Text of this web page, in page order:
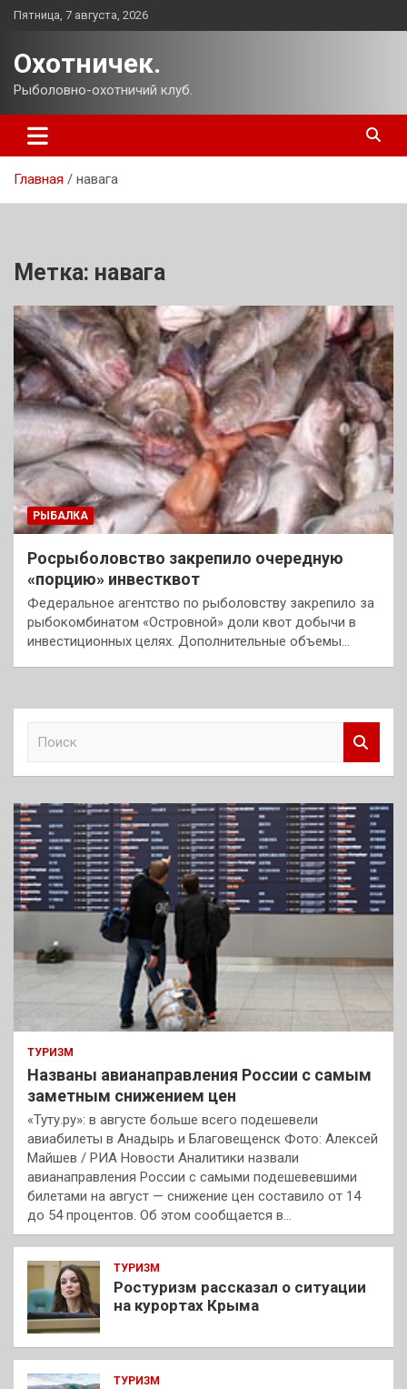
Перейти
Пятница, 7 августа, 2026
Охотничек.
Рыболовно-охотничий клуб.
Главная навага
Метка: навага
РЫБАЛКА
Росрыболовство закрепило очередную
«порцию» инвестквот
Федеральное агентство по рыболовству закрепило за
рыбокомбинатом «Островной» доли квот добычи в
инвестиционных целях. Дополнительные объемы…
к
ТУРИЗМ
Названы авианаправления России с самым
заметным снижением цен
«Туту.ру»: в августе больше всего подешевели
авиабилеты в Анадырь и Благовещенск Фото: Алексей
Майшев / РИА Новости Аналитики назвали
авианаправления России с самыми подешевевшими
билетами на август — снижение цен составило от 14
до 54 процентов. Об этом сообщается в…
ТУРИЗМ
Ростуризм рассказал о ситуации
на курортах Крыма
ТУРИЗМ